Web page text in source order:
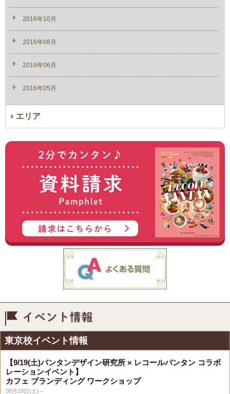
2016年10月
2016年08月
2016年06月
2016年05月
エリア
東京校イベント情報
【9/19(土)バンタンデザイン研究所 × レコールバンタン コラボ
レーションイベント】
カフェ ブランディング ワークショップ
09月19日(土)～